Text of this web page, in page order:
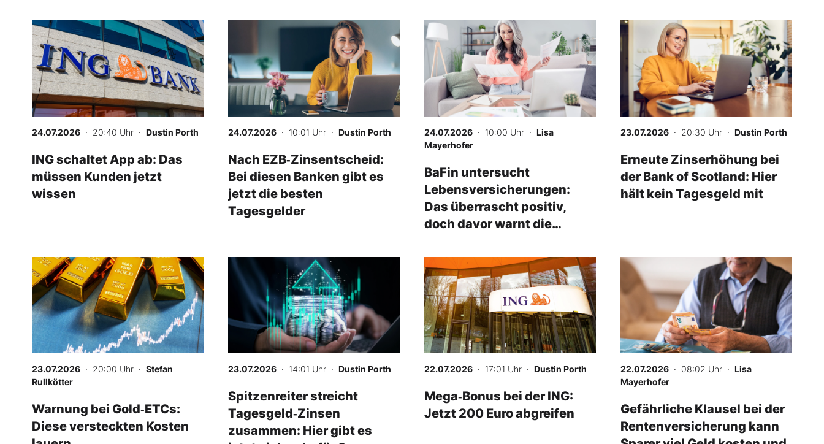
24.07.2026 · 20:40 Uhr · Dustin Porth
ING schaltet App ab: Das
müssen Kunden jetzt
wissen
24.07.2026 · 10:01 Uhr · Dustin Porth
Nach EZB‑Zinsentscheid:
Bei diesen Banken gibt es
jetzt die besten
Tagesgelder
24.07.2026 · 10:00 Uhr · Lisa
Mayerhofer
BaFin untersucht
Lebensversicherungen:
Das überrascht positiv,
doch davor warnt die
23.07.2026 · 20:30 Uhr · Dustin Porth
Erneute Zinserhöhung bei
der Bank of Scotland: Hier
hält kein Tagesgeld mit
23.07.2026 · 20:00 Uhr · Stefan
Rullkötter
Warnung bei Gold‑ETCs:
Diese versteckten Kosten
23.07.2026 · 14:01 Uhr · Dustin Porth
Spitzenreiter streicht
Tagesgeld‑Zinsen
zusammen: Hier gibt es
22.07.2026 · 17:01 Uhr · Dustin Porth
Mega‑Bonus bei der ING:
Jetzt 200 Euro abgreifen
22.07.2026 · 08:02 Uhr · Lisa
Mayerhofer
Gefährliche Klausel bei der
Rentenversicherung kann